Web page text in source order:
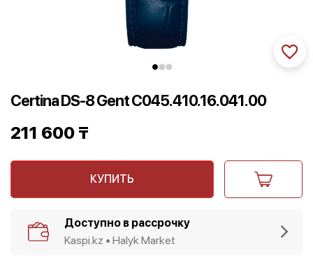
Certina DS-8 Gent C045.410.16.041.00
211 600 ₸
КУПИТЬ
Доступно в рассрочку
Kaspi.kz • Halyk Market